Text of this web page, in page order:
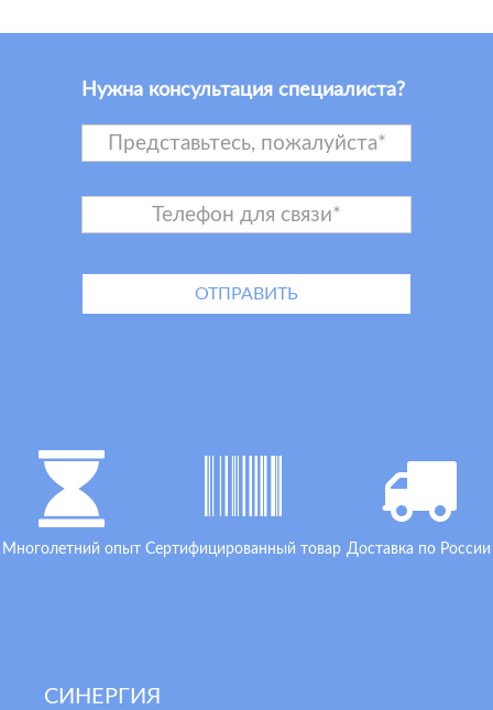
Нужна консультация специалиста?
Многолетний опыт Сертифицированный товар Доставка по России
СИНЕРГИЯ